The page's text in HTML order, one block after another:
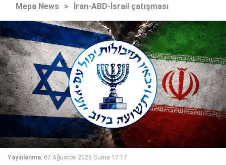
Mepa News > İran-ABD-İsrail çatışması
Yayınlanma: 07 Ağustos 2026 Cuma 17:17